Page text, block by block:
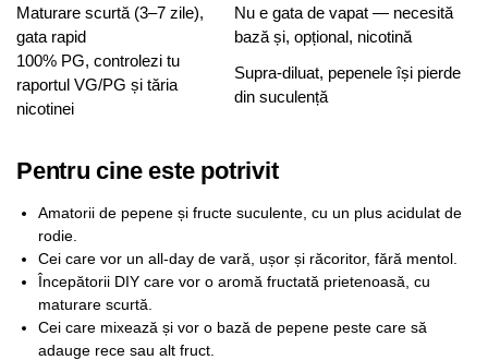
Maturare scurtă (3–7 zile),
gata rapid
Nu e gata de vapat — necesită
bază și, opțional, nicotină
100% PG, controlezi tu
raportul VG/PG și tăria
nicotinei
Supra-diluat, pepenele își pierde
din suculență
Pentru cine este potrivit
Amatorii de pepene și fructe suculente, cu un plus acidulat de
rodie.
Cei care vor un all-day de vară, ușor și răcoritor, fără mentol.
Începătorii DIY care vor o aromă fructată prietenoasă, cu
maturare scurtă.
Cei care mixează și vor o bază de pepene peste care să
adauge rece sau alt fruct.